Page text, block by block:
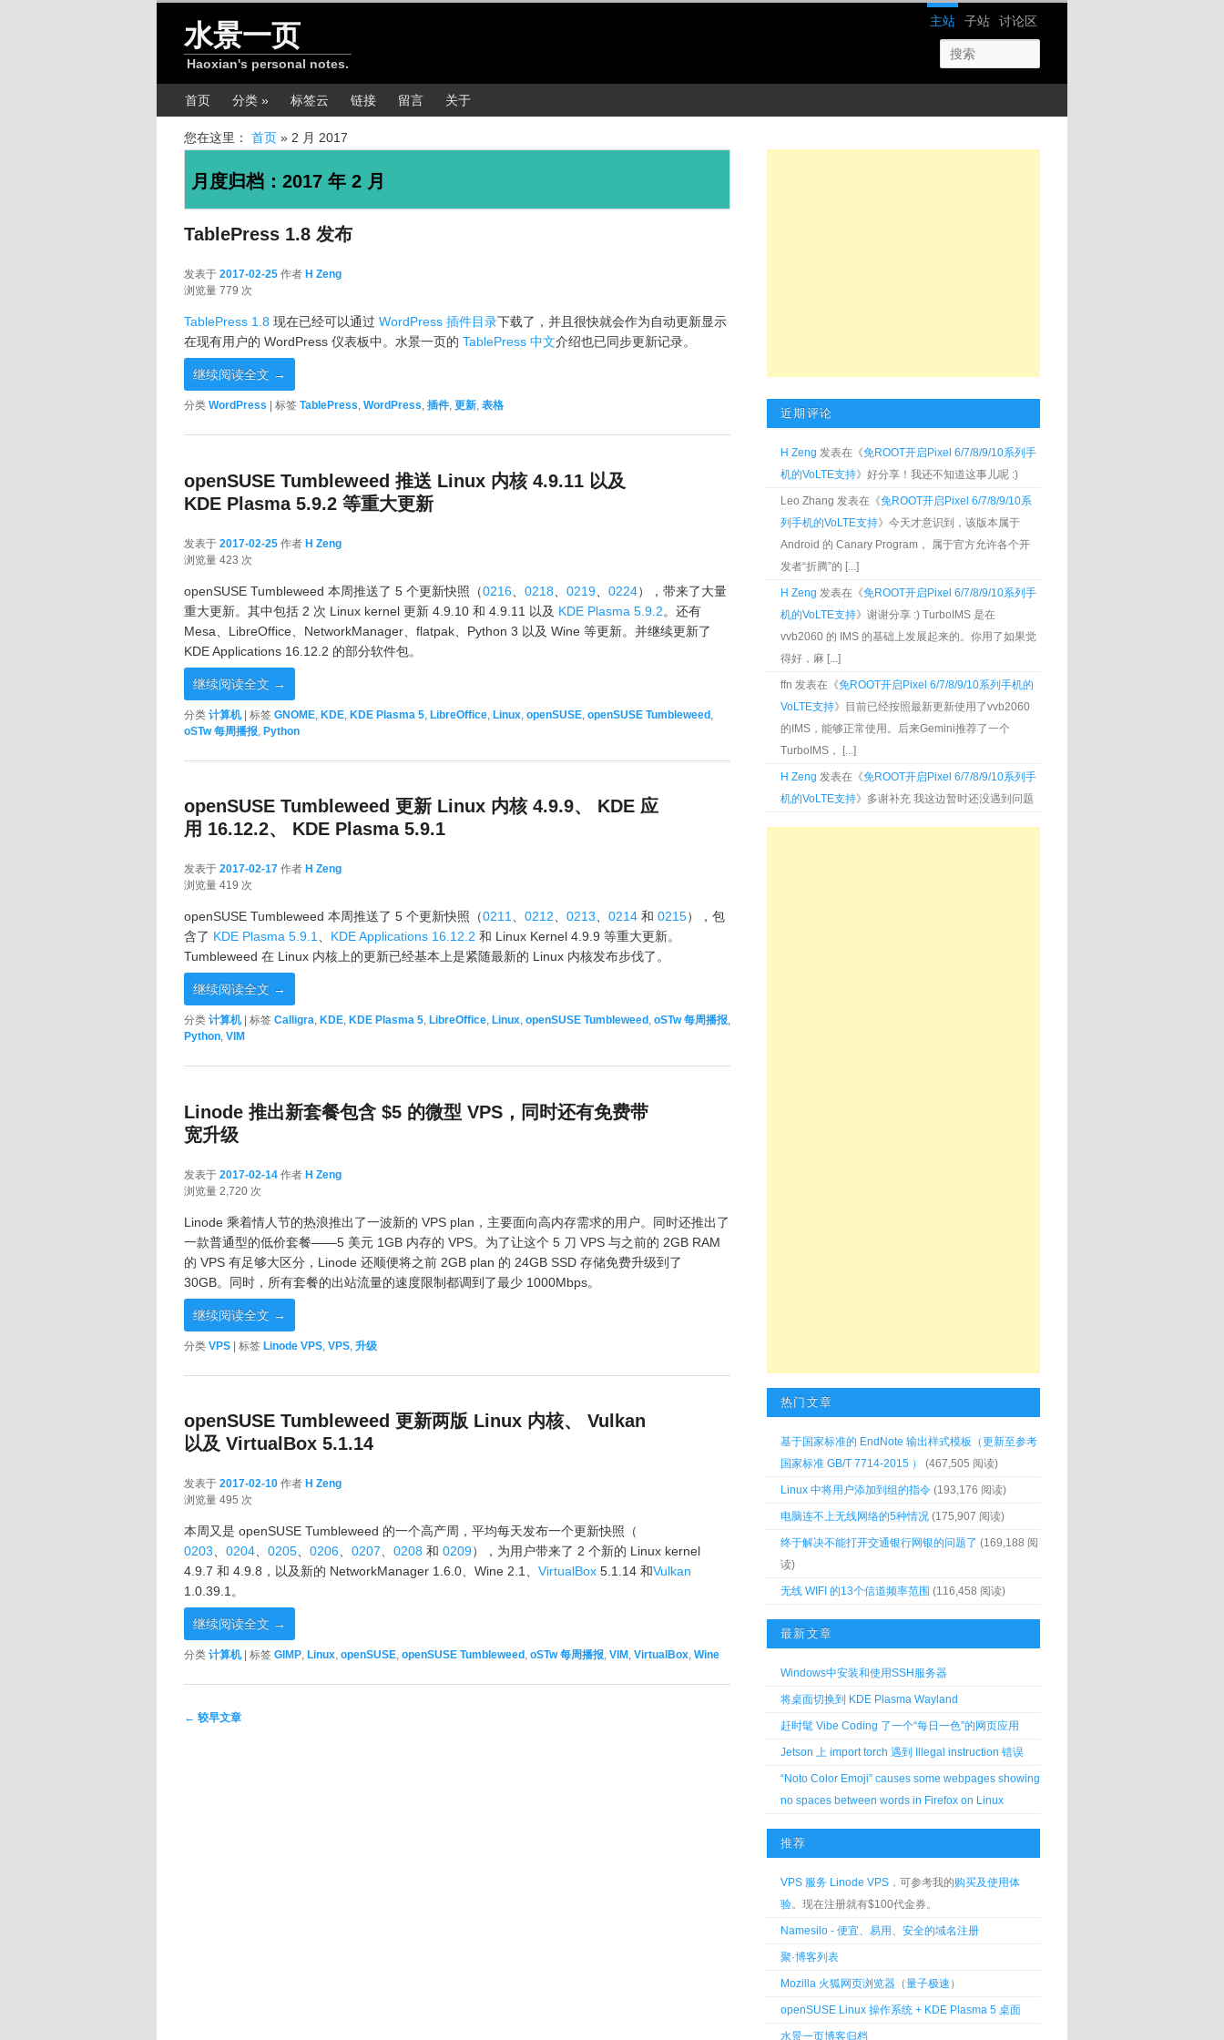
网站导航
主站 子站 讨论区
水景一页
Haoxian's personal notes.
主菜单首页 分类 » 标签云 链接 留言 关于
您在这里： 首页 » 2 月 2017
月度归档： 2017 年 2 月
TablePress 1.8 发布
发表于 2017-02-25 作者 H Zeng
浏览量 779 次
TablePress 1.8 现在已经可以通过 WordPress 插件目录下载了，并且很快就会作为自动更新显示
在现有用户的 WordPress 仪表板中。水景一页的 TablePress 中文介绍也已同步更新记录。
继续阅读全文 →
分类 WordPress 标签 TablePress, WordPress, 插件, 更新, 表格
openSUSE Tumbleweed 推送 Linux 内核 4.9.11 以及
KDE Plasma 5.9.2 等重大更新
发表于 2017-02-25 作者 H Zeng
浏览量 423 次
openSUSE Tumbleweed 本周推送了 5 个更新快照（0216 0218 0219 0224），带来了大量
重大更新。其中包括 2 次 Linux kernel 更新 4.9.10 和 4.9.11 以及 KDE Plasma 5.9.2。还有
Mesa、LibreOffice、NetworkManager、flatpak、Python 3 以及 Wine 等更新。并继续更新了
KDE Applications 16.12.2 的部分软件包。
继续阅读全文 →
分类 计算机 | 标签 GNOME, KDE, KDE Plasma 5, LibreOffice, Linux, openSUSE, openSUSE Tumbleweed,
oSTw 每周播报, Python
openSUSE Tumbleweed 更新 Linux 内核 4.9.9、 KDE 应
用 16.12.2、 KDE Plasma 5.9.1
发表于 2017-02-17 作者 H Zeng
浏览量 419 次
openSUSE Tumbleweed 本周推送了 5 个更新快照（0211、 0212、 0213、 0214 和 0215），包
含了 KDE Plasma 5.9.1、 KDE Applications 16.12.2 和 Linux Kernel 4.9.9 等重大更新。
Tumbleweed 在 Linux 内核上的更新已经基本上是紧随最新的 Linux 内核发布步伐了。
继续阅读全文 →
分类 计算机 标签 Calligra, KDE, KDE Plasma 5, LibreOffice, Linux, openSUSE Tumbleweed , oSTw 每周播报,
Python, VIM
Linode 推出新套餐包含 $5 的微型 VPS，同时还有免费带
宽升级
发表于 2017-02-14 作者 H Zeng
浏览量 2,720 次
Linode 乘着情人节的热浪推出了一波新的 VPS plan，主要面向高内存需求的用户。同时还推出了
一款普通型的低价套餐——5 美元 1GB 内存的 VPS。为了让这个 5 刀 VPS 与之前的 2GB RAM
的 VPS 有足够大区分，Linode 还顺便将之前 2GB plan 的 24GB SSD 存储免费升级到了
30GB。同时，所有套餐的出站流量的速度限制都调到了最少 1000Mbps。
继续阅读全文 →
分类 VPS | 标签 Linode VPS, VPS, 升级
openSUSE Tumbleweed 更新两版 Linux 内核、 Vulkan
以及 VirtualBox 5.1.14
发表于 2017-02-10 作者 H Zeng
浏览量 495 次
本周又是 openSUSE Tumbleweed 的一个高产周，平均每天发布一个更新快照（
0203、 0204、 0205、 0206、 0207、 0208 和 0209），为用户带来了 2 个新的 Linux kernel
4.9.7 和 4.9.8，以及新的 NetworkManager 1.6.0、Wine 2.1、 VirtualBox 5.1.14 和Vulkan
1.0.39.1。
继续阅读全文 →
分类 计算机 标签 GIMP, Linux, openSUSE, openSUSE Tumbleweed , oSTw 每周播报, VIM , VirtualBox, Wine
文章导航
← 较早文章
近期评论
H Zeng 发表在《免ROOT开启Pixel 6/7/8/9/10系列手
机的VoLTE支持》好分享！我还不知道这事儿呢 :)
Leo Zhang 发表在《免ROOT开启Pixel 6/7/8/9/10系
列手机的VoLTE支持》今天才意识到，该版本属于
Android 的 Canary Program， 属于官方允许各个开
发者“折腾”的 [...]
H Zeng 发表在《免ROOT开启Pixel 6/7/8/9/10系列手
机的VoLTE支持》谢谢分享 :) TurboIMS 是在
vvb2060 的 IMS 的基础上发展起来的。你用了如果觉
得好，麻 [...]
ffn 发表在《免ROOT开启Pixel 6/7/8/9/10系列手机的
VoLTE支持》目前已经按照最新更新使用了vvb2060
的IMS，能够正常使用。后来Gemini推荐了一个
TurboIMS， [...]
H Zeng 发表在《免ROOT开启Pixel 6/7/8/9/10系列手
机的VoLTE支持》多谢补充 我这边暂时还没遇到问题
热门文章
基于国家标准的 EndNote 输出样式模板（更新至参考
国家标准 GB/T 7714-2015 ）
(467,505 阅读)
Linux 中将用户添加到组的指令 (193,176 阅读)
电脑连不上无线网络的5种情况 (175,907 阅读)
终于解决不能打开交通银行网银的问题了 (169,188 阅
读)
无线 WIFI 的13个信道频率范围 (116,458 阅读)
最新文章
Windows中安装和使用SSH服务器
将桌面切换到 KDE Plasma Wayland
赶时髦 Vibe Coding 了一个“每日一色”的网页应用
Jetson 上 import torch 遇到 Illegal instruction 错误
“Noto Color Emoji” causes some webpages showing
no spaces between words in Firefox on Linux
推荐
VPS 服务 Linode VPS ，可参考我的购买及使用体
验。现在注册就有$100代金券。
Namesilo - 便宜、易用、安全的域名注册
聚·博客列表
Mozilla 火狐网页浏览器 （量子极速 ）
openSUSE Linux 操作系统 + KDE Plasma 5 桌面
水景一页博客归档